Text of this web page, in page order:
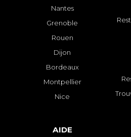
Nantes
Grenoble
Rouen
Dijon
Bordeaux
Montpellier
Nice
AIDE